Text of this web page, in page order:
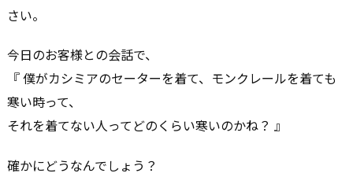
さい。
今日のお客様との会話で、
『 僕がカシミアのセーターを着て、モンクレールを着ても
寒い時って、
それを着てない人ってどのくらい寒いのかね？ 』
確かにどうなんでしょう？